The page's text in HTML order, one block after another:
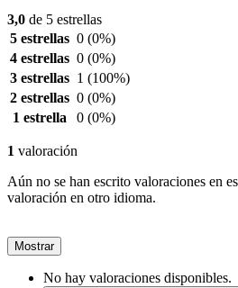
3,0 de 5 estrellas
5 estrellas 0 (0%)
4 estrellas 0 (0%)
3 estrellas 1 (100%)
2 estrellas 0 (0%)
1 estrella
0 (0%)
1 valoración
Aún no se han escrito valoraciones en
valoración en otro idioma.
Mostrar
No hay valoraciones disponibles.